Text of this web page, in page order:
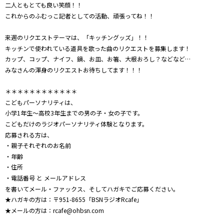
二人ともとても良い笑顔！！
これからのふむっこ記者としての活動、頑張ってね！！
来週のリクエストテーマは、「キッチングッズ」！！
キッチンで使われている道具を歌った曲のリクエストを募集します！
カップ、コップ、ナイフ、鍋、お皿、お箸、大根おろし？などなど…
みなさんの渾身のリクエストお待ちしてます！！！
＊＊＊＊＊＊＊＊＊＊＊＊
こどもパーソナリティは、
小学1年生～高校3年生までの男の子・女の子です。
こどもだけのラジオパーソナリティ体験となります。
応募される方は、
・親子それぞれのお名前
・年齢
・住所
・電話番号 と メールアドレス
を書いてメール・ファックス、そしてハガキでご応募ください。
★ハガキの方は：〒951-8655「BSNラジオRcafe」
★メールの方は：rcafe@ohbsn.com